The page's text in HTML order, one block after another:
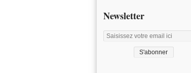
Newsletter